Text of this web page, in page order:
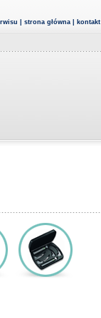
strona główna kontakt